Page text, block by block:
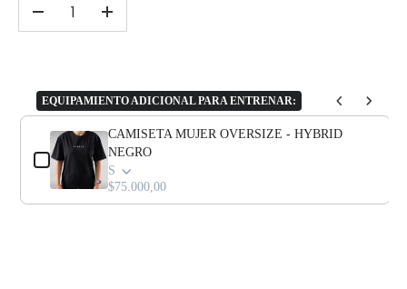
+
EQUIPAMIENTO ADICIONAL PARA ENTRENAR:
Use the Previous and Next buttons to navigate through product
CAMISETA MUJER OVERSIZE - HYBRID
NEGRO
S
$75.000,00